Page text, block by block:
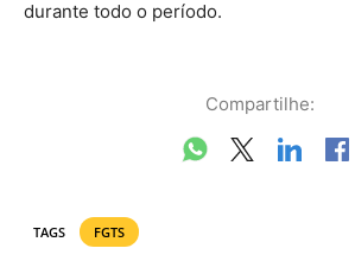
durante todo o período.
Compartilhe:
TAGS FGTS